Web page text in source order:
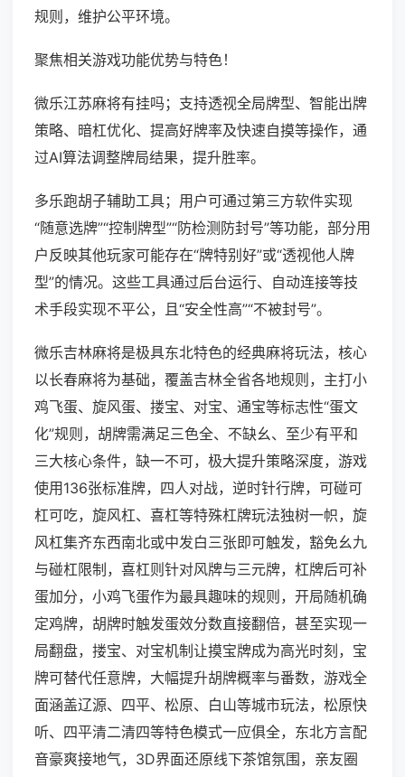
规则，维护公平环境。
聚焦相关游戏功能优势与特色！
微乐江苏麻将有挂吗；支持透视全局牌型、智能出牌
策略、暗杠优化、提高好牌率及快速自摸等操作，通
过AI算法调整牌局结果，提升胜率。
多乐跑胡子辅助工具；用户可通过第三方软件实现
“随意选牌”“控制牌型”“防检测防封号”等功能，部分用
户反映其他玩家可能存在“牌特别好”或“透视他人牌
型”的情况。这些工具通过后台运行、自动连接等技
术手段实现不平公，且“安全性高”“不被封号”。
微乐吉林麻将是极具东北特色的经典麻将玩法，核心
以长春麻将为基础，覆盖吉林全省各地规则，主打小
鸡飞蛋、旋风蛋、搂宝、对宝、通宝等标志性“蛋文
化”规则，胡牌需满足三色全、不缺幺、至少有平和
三大核心条件，缺一不可，极大提升策略深度，游戏
使用136张标准牌，四人对战，逆时针行牌，可碰可
杠可吃，旋风杠、喜杠等特殊杠牌玩法独树一帜，旋
风杠集齐东西南北或中发白三张即可触发，豁免幺九
与碰杠限制，喜杠则针对风牌与三元牌，杠牌后可补
蛋加分，小鸡飞蛋作为最具趣味的规则，开局随机确
定鸡牌，胡牌时触发蛋效分数直接翻倍，甚至实现一
局翻盘，搂宝、对宝机制让摸宝牌成为高光时刻，宝
牌可替代任意牌，大幅提升胡牌概率与番数，游戏全
面涵盖辽源、四平、松原、白山等城市玩法，松原快
听、四平清二清四等特色模式一应俱全，东北方言配
音豪爽接地气，3D界面还原线下茶馆氛围，亲友圈